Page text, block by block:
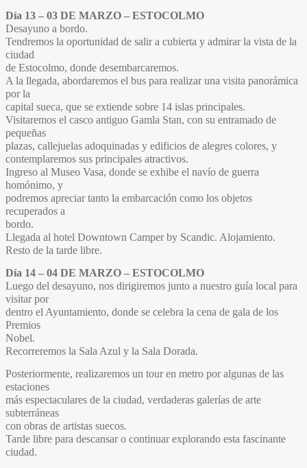
Día 13 – 03 DE MARZO – ESTOCOLMO
Desayuno a bordo.
Tendremos la oportunidad de salir a cubierta y admirar la vista de la
ciudad
de Estocolmo, donde desembarcaremos.
A la llegada, abordaremos el bus para realizar una visita panorámica
por la
capital sueca, que se extiende sobre 14 islas principales.
Visitaremos el casco antiguo Gamla Stan, con su entramado de
pequeñas
plazas, callejuelas adoquinadas y edificios de alegres colores, y
contemplaremos sus principales atractivos.
Ingreso al Museo Vasa, donde se exhibe el navío de guerra
homónimo, y
podremos apreciar tanto la embarcación como los objetos
recuperados a
bordo.
Llegada al hotel Downtown Camper by Scandic. Alojamiento.
Resto de la tarde libre.
Día 14 – 04 DE MARZO – ESTOCOLMO
Luego del desayuno, nos dirigiremos junto a nuestro guía local para
visitar por
dentro el Ayuntamiento, donde se celebra la cena de gala de los
Premios
Nobel.
Recorreremos la Sala Azul y la Sala Dorada.
Posteriormente, realizaremos un tour en metro por algunas de las
estaciones
más espectaculares de la ciudad, verdaderas galerías de arte
subterráneas
con obras de artistas suecos.
Tarde libre para descansar o continuar explorando esta fascinante
ciudad.